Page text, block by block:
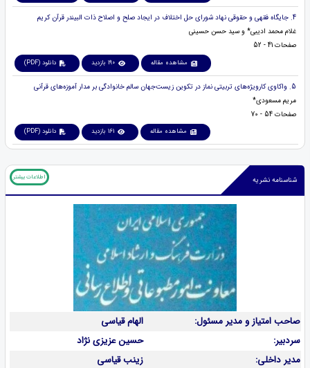
4. جایگاه فقهی و حقوقی نهاد شورای حل اختلاف در ایجاد صلح و اصلاح ذات البیندر قرآن کریم
غلام محمد ادیبی* و سید حسن حسینی
صفحات 41 - 52
مشاهده مقاله 190 بازدید دانلود (PDF)
5. واکاوی کارویژه‌های تربیتی نماز در تکوین زیست‌جهان سالم خانوادگی بر مدار آموزه‌های قرآنی
مریم مسعودی*
صفحات 54 - 70
مشاهده مقاله 161 بازدید دانلود (PDF)
شناسنامه نشریه اطلاعات بیشتر
صاحب امتیاز و مدیر مسئول:
الهام قیاسی
سردبیر:
حسین عزیزی نژاد
مدیر داخلی:
زینب قیاسی